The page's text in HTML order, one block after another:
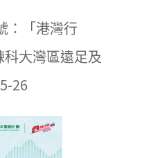
：「港灣行
大灣區遠足及
26